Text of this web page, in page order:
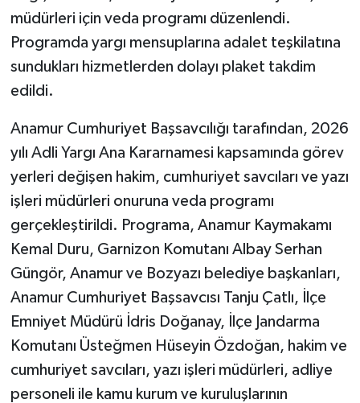
müdürleri için veda programı düzenlendi.
Programda yargı mensuplarına adalet teşkilatına
sundukları hizmetlerden dolayı plaket takdim
edildi.
Anamur Cumhuriyet Başsavcılığı tarafından, 2026
yılı Adli Yargı Ana Kararnamesi kapsamında görev
yerleri değişen hakim, cumhuriyet savcıları ve yazı
işleri müdürleri onuruna veda programı
gerçekleştirildi. Programa, Anamur Kaymakamı
Kemal Duru, Garnizon Komutanı Albay Serhan
Güngör, Anamur ve Bozyazı belediye başkanları,
Anamur Cumhuriyet Başsavcısı Tanju Çatlı, İlçe
Emniyet Müdürü İdris Doğanay, İlçe Jandarma
Komutanı Üsteğmen Hüseyin Özdoğan, hakim ve
cumhuriyet savcıları, yazı işleri müdürleri, adliye
personeli ile kamu kurum ve kuruluşlarının